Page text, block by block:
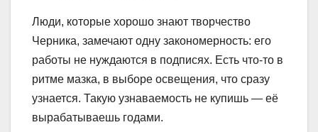
Люди, которые хорошо знают творчество
Черника, замечают одну закономерность: его
работы не нуждаются в подписях. Есть что-то в
ритме мазка, в выборе освещения, что сразу
узнается. Такую узнаваемость не купишь — её
вырабатываешь годами.